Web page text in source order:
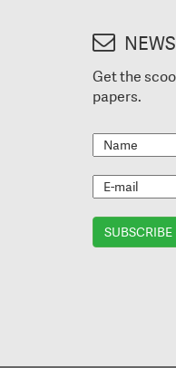
Get the
papers.